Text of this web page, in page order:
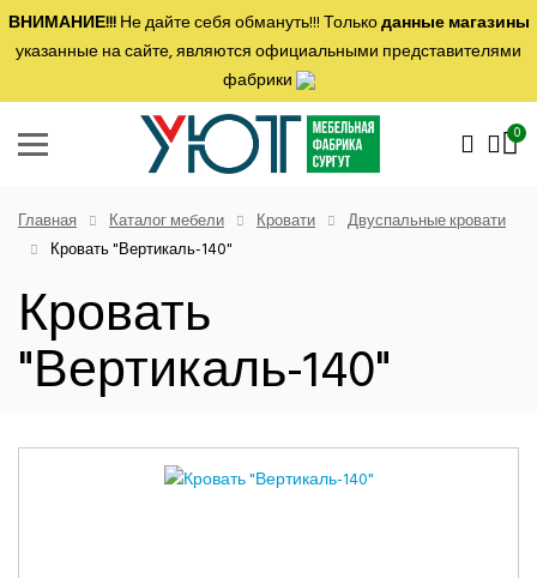
ВНИМАНИЕ!!!Не дайте себя обмануть!!! Толькоданные магазины
указанные на сайте, являются официальными представителями
фабрики
0
Главная Каталог мебели Кровати
Двуспальные кровати
Кровать "Вертикаль-140"
Кровать
"Вертикаль-140"